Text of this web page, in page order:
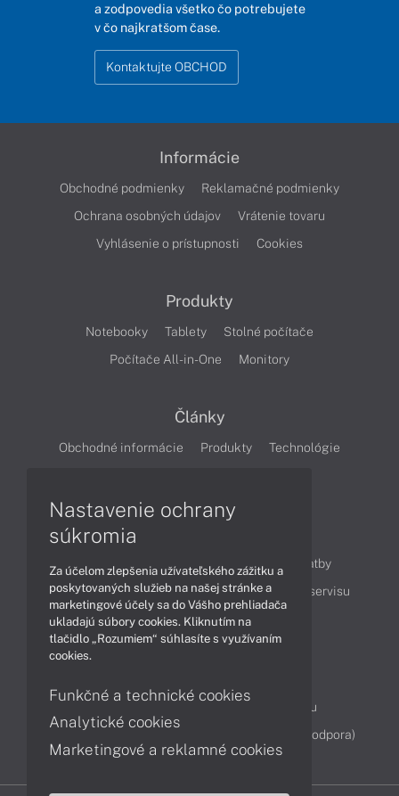
a zodpovedia všetko čo potrebujete
v čo najkratšom čase.
Kontaktujte OBCHOD
Informácie
Obchodné podmienky
Reklamačné podmienky
Ochrana osobných údajov
Vrátenie tovaru
Vyhlásenie o prístupnosti
Cookies
Produkty
Notebooky Tablety
Stolné počítače
Počítače All-in-One
Monitory
Články
Obchodné informácie Produkty
Technológie
Ako nakupovať
Možnosti doručenia a platby
Podpora a servis
Servisné služby Cenník servisu
Kontakty
Reklamácia tovaru
Diagnostiky online
TeamViewer (vzdialená podpora)
Nastavenie ochrany
súkromia
Za účelom zlepšenia užívateľského zážitku a
poskytovaných služieb na našej stránke a
marketingové účely sa do Vášho prehliadača
ukladajú súbory cookies. Kliknutím na
tlačidlo „Rozumiem“ súhlasíte s využívaním
cookies.
Funkčné a technické cookies
Analytické cookies
Marketingové a reklamné cookies